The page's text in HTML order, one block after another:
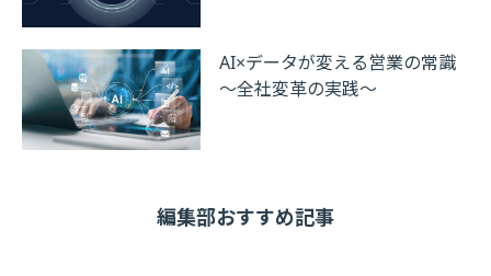
AI×データが変える営業の常識
～全社変革の実践～
編集部おすすめ記事